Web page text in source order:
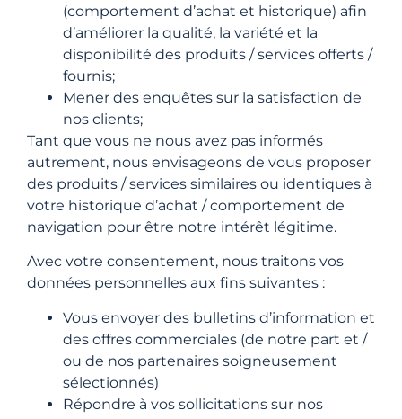
(comportement d’achat et historique) afin
d’améliorer la qualité, la variété et la
disponibilité des produits / services offerts /
fournis;
Mener des enquêtes sur la satisfaction de
nos clients;
Tant que vous ne nous avez pas informés
autrement, nous envisageons de vous proposer
des produits / services similaires ou identiques à
votre historique d’achat / comportement de
navigation pour être notre intérêt légitime.
Avec votre consentement, nous traitons vos
données personnelles aux fins suivantes :
Vous envoyer des bulletins d’information et
des offres commerciales (de notre part et /
ou de nos partenaires soigneusement
sélectionnés)
Répondre à vos sollicitations sur nos